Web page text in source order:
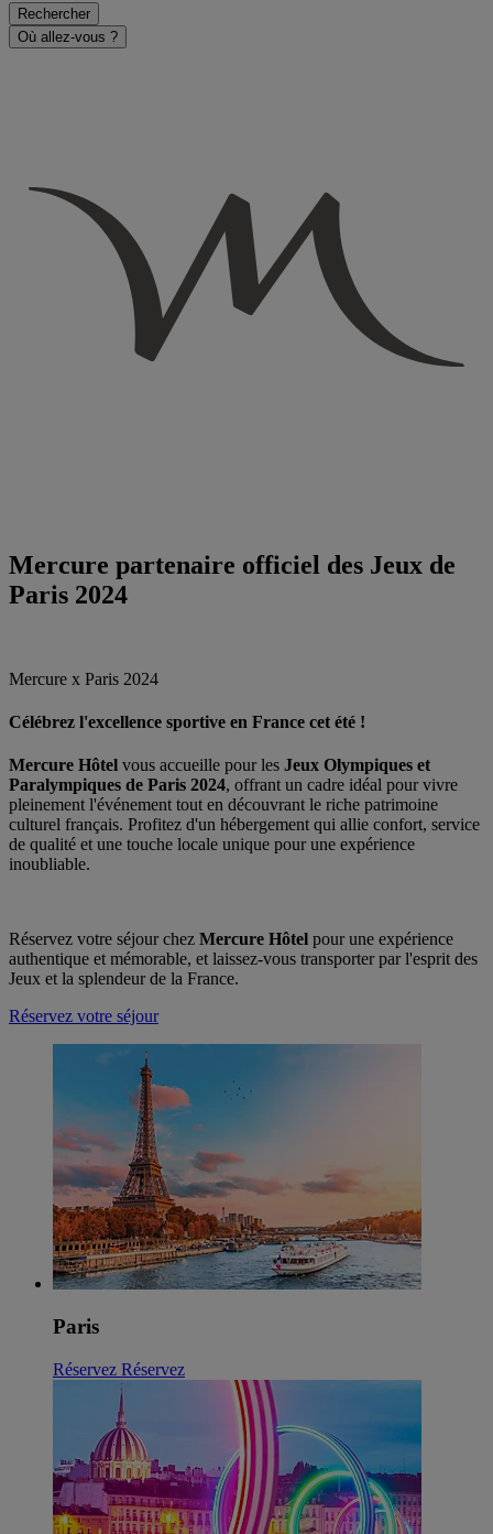
Rechercher
Où allez-vous ?
Mercure partenaire officiel des Jeux de
Paris 2024
Mercure x Paris 2024
Célébrez l'excellence sportive en France cet été !
Mercure Hôtel vous accueille pour les Jeux Olympiques et
Paralympiques de Paris 2024, offrant un cadre idéal pour vivre
pleinement l'événement tout en découvrant le riche patrimoine
culturel français. Profitez d'un hébergement qui allie confort, service
de qualité et une touche locale unique pour une expérience
inoubliable.
Réservez votre séjour chez Mercure Hôtel pour une expérience
authentique et mémorable, et laissez-vous transporter par l'esprit des
Jeux et la splendeur de la France.
Réservez votre séjour
Paris
Réservez Réservez